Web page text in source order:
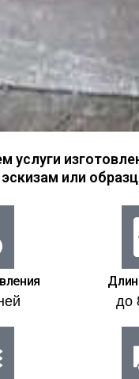
услуги
или
до